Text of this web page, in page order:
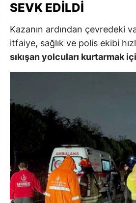
SEVK EDILDI
Kazanın ardından çevredeki
itfaiye, sağlık ve polis ekibi
sıkışan yolcuları kurtarmak